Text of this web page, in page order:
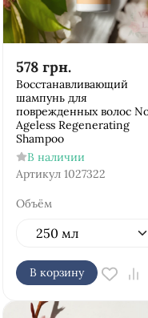
578 грн.
Восстанавливающий
шампунь для
поврежденных волос
Ageless Regenerating
Shampoo
В наличии
Артикул 1027322
Объём
В корзину